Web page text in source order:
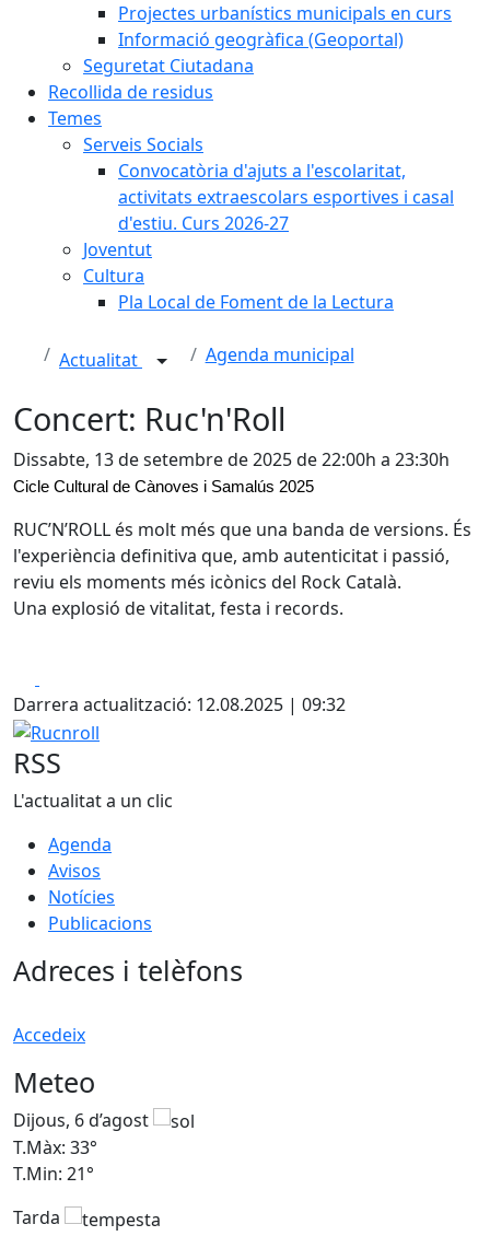
Projectes urbanístics municipals en curs
Informació geogràfica (Geoportal)
Seguretat Ciutadana
Recollida de residus
Temes
Serveis Socials
Convocatòria d'ajuts a l'escolaritat,
activitats extraescolars esportives i casal
d'estiu. Curs 2026-27
Joventut
Cultura
Pla Local de Foment de la Lectura
Actualitat Agenda municipal
Concert: Ruc'n'Roll
Dissabte, 13 de setembre de 2025 de 22:00h a 23:30h
Cicle Cultural de Cànoves i Samalús 2025
RUC’N’ROLL és molt més que una banda de versions. És
l'experiència definitiva que, amb autenticitat i passió,
reviu els moments més icònics del Rock Català.
Una explosió de vitalitat, festa i records.
Darrera actualització: 12.08.2025 | 09:32
Rucnroll
RSS
L'actualitat a un clic
Agenda
Avisos
Notícies
Publicacions
Adreces i telèfons
Accedeix
Meteo
Dijous, 6 d’agost
T.Màx: 33°
T.Min: 21°
Tarda